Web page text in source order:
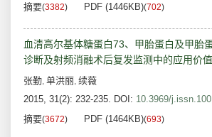
摘要(3382) PDF (1446KB)(702)
血清高尔基体糖蛋白73、甲胎蛋白及甲胎
诊断及射频消融术后复发监测中的应用价值
张勤, 单洪丽, 续薇
2015, 31(2): 232-235. DOI: 10.3969/
摘要(3672) PDF (1464KB)(693)